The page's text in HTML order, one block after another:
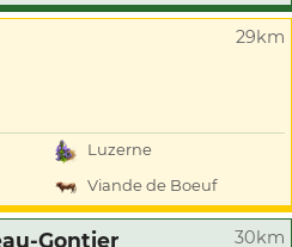
29km
Luzerne
Viande de Boeuf
Gontier 30km